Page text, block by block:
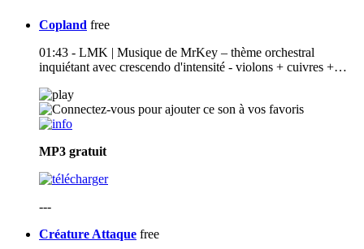
Copland free
01:43 - LMK | Musique de MrKey – thème orchestral
inquiétant avec crescendo d'intensité - violons + cuivres +…
MP3 gratuit
---
Créature Attaque free